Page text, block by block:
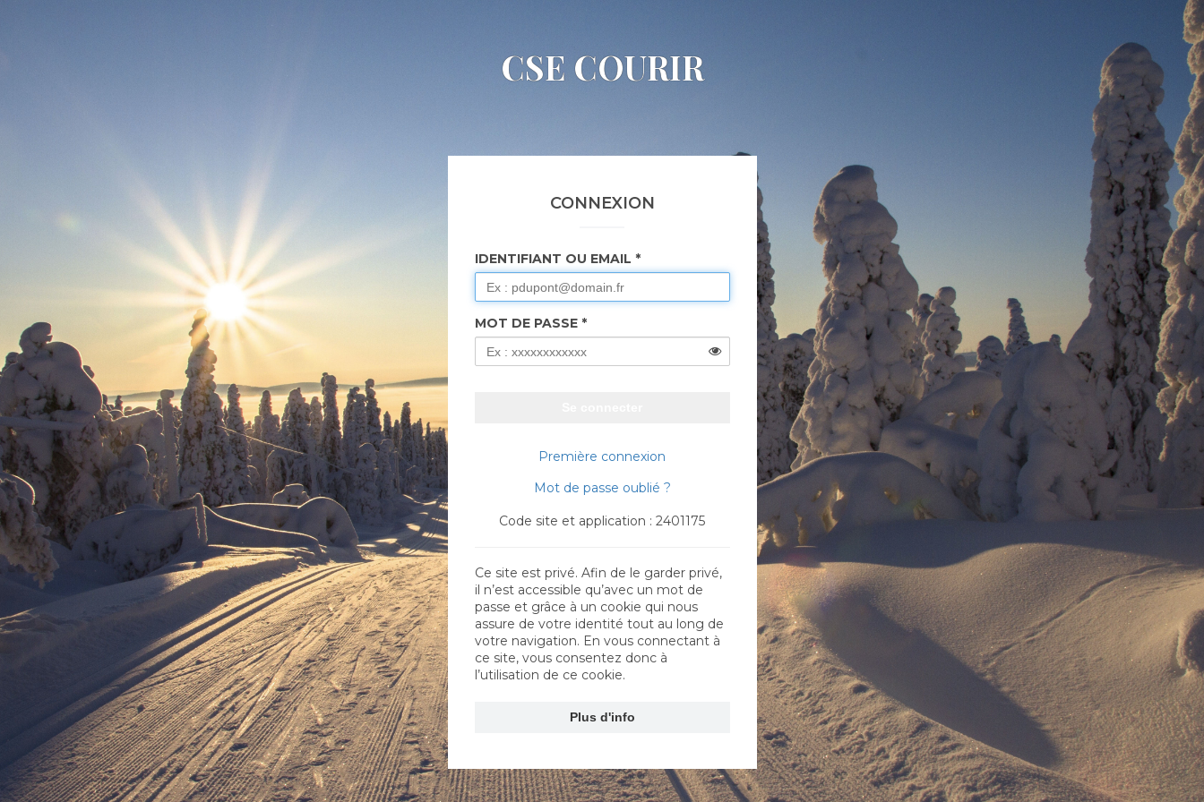
CSE COURIR
CONNEXION
IDENTIFIANT OU EMAIL
MOT DE PASSE
Première connexion
Mot de passe oublié ?
Code site et application : 2401175
Ce site est privé. Afin de le garder privé,
il n’est accessible qu’avec un mot de
passe et grâce à un cookie qui nous
assure de votre identité tout au long de
votre navigation. En vous connectant à
ce site, vous consentez donc à
l’utilisation de ce cookie.
Plus d'info